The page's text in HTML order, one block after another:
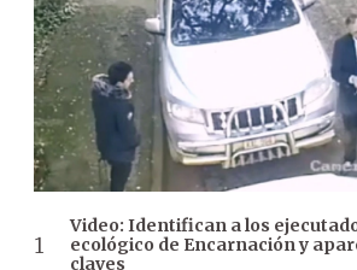
Video: Identifican a los
ecológico de Encarnación y
claves